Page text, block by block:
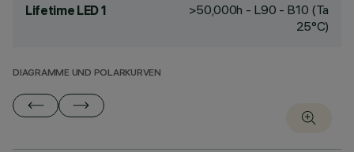
Lifetime LED 1
>50,000h - L90 - B10 (Ta
25°C)
DIAGRAMME UND POLARKURVEN